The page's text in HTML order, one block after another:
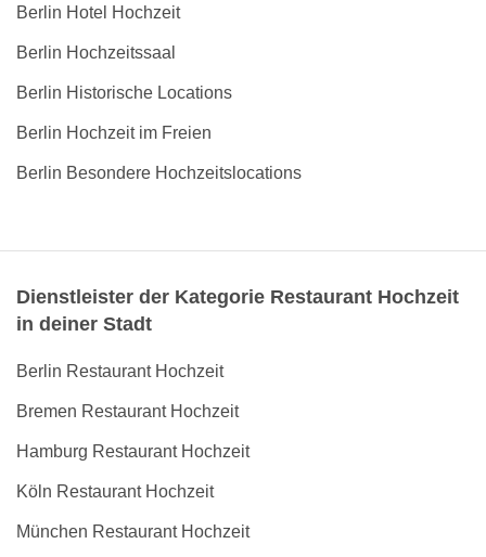
Berlin Hotel Hochzeit
Berlin Hochzeitssaal
Berlin Historische Locations
Berlin Hochzeit im Freien
Berlin Besondere Hochzeitslocations
Dienstleister der Kategorie Restaurant Hochzeit
in deiner Stadt
Berlin Restaurant Hochzeit
Bremen Restaurant Hochzeit
Hamburg Restaurant Hochzeit
Köln Restaurant Hochzeit
München Restaurant Hochzeit